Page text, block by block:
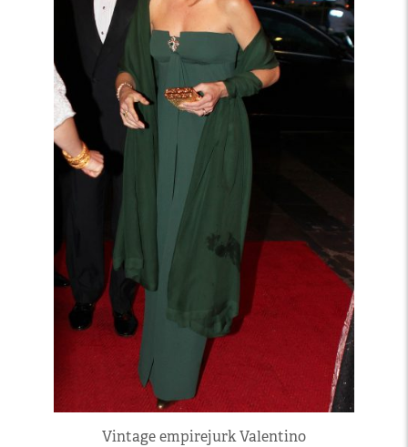
Vintage empirejurk Valentino